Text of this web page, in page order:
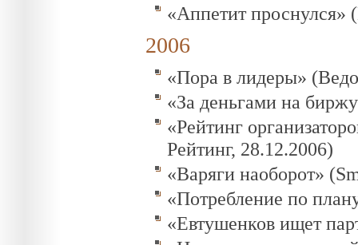
«Аппетит проснулся»
2006
«Пора в лидеры»
«За деньгами на
«Рейтинг
Рейтинг, 28.12.2006)
«Варяги наоборот»
«Потребление по
«Евтушенков ищет